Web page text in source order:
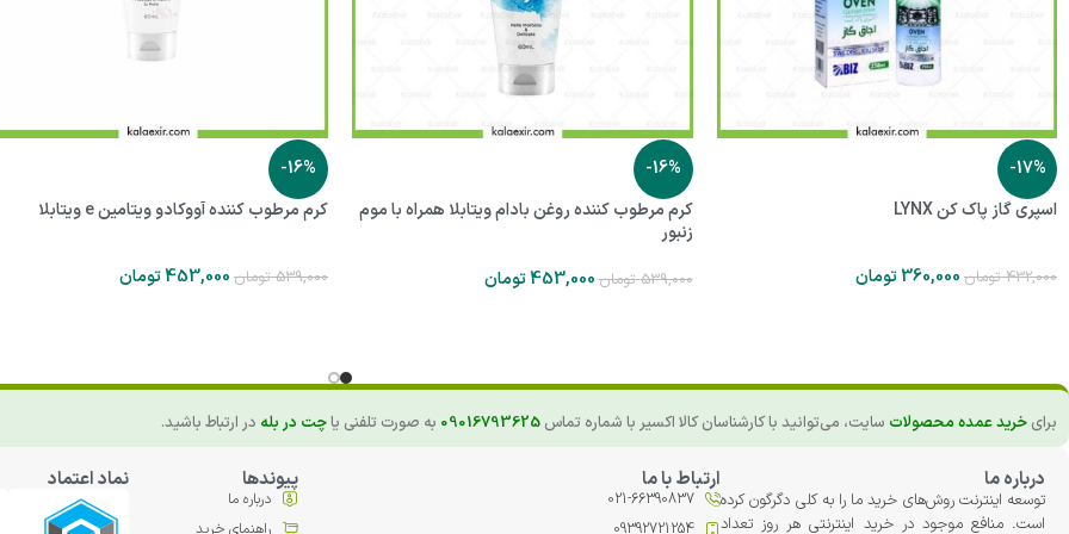
-17%
اسپری گاز پاک کن LYNX
432,000 تومان 360,000تومان
-16%
کرم مرطوب کننده روغن بادام ویتابلا همراه با موم
زنبور
539,000 تومان453,000تومان
-16%
کرم مرطوب کننده آووکادو ویتامین e ویتابلا
539,000 تومان 453,000تومان
برای خرید عمده محصولات سایت، می‌توانید با کارشناسان کالا اکسیر با شماره تماس 09016793625 به صورت تلفنی یاچت در بله در ارتباط باشید.
درباره ما
توسعه اینترنت روش‌های خرید ما را به کلی دگرگون کرده
است. منافع موجود در خرید اینترنتی هر روز تعداد
ارتباط با ما
021-66390837
09392721254
پیوندها
درباره ما
راهنمای خرید
نماد اعتماد